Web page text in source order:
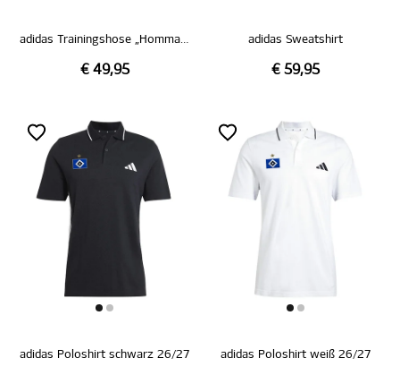
adidas Trainingshose „Hommage Pokalsieg 1976“
€ 49,95
adidas Sweatshirt
€ 59,95
adidas Poloshirt schwarz 26/27 adidas Poloshirt weiß 26/27